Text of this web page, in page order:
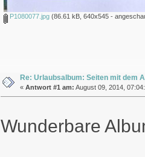
P1080077.jpg(86.61 kB, 640x545 -
Re: Urlaubsalbum: Seiten mit dem
« Antwort #1 am: August 09, 2014,
Wunderbare